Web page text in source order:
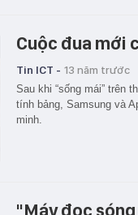
Cuộc đua mới
Tin ICT - 13 năm trước
Sau khi “sống mái” trên
tính bảng, Samsung và
minh.
"Máy đọc